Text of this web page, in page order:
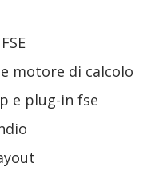
motore di calcolo
e plug-in fse